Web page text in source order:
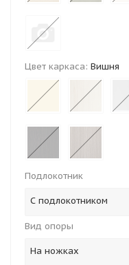
Цвет каркаса: Вишня
Подлокотник
С подлокотником
Вид опоры
На ножках